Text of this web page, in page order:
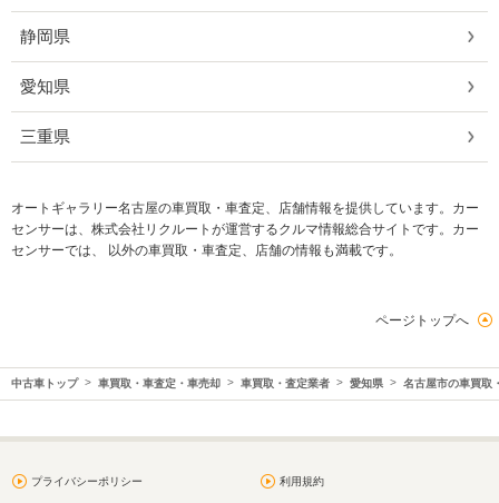
静岡県
愛知県
三重県
オートギャラリー名古屋の車買取・車査定、店舗情報を提供しています。カー
センサーは、株式会社リクルートが運営するクルマ情報総合サイトです。カー
センサーでは、 以外の車買取・車査定、店舗の情報も満載です。
ページトップへ
中古車トップ 車買取・車査定・車売却 車買取・査定業者 愛知県 名古屋市の車買取
プライバシーポリシー 利用規約